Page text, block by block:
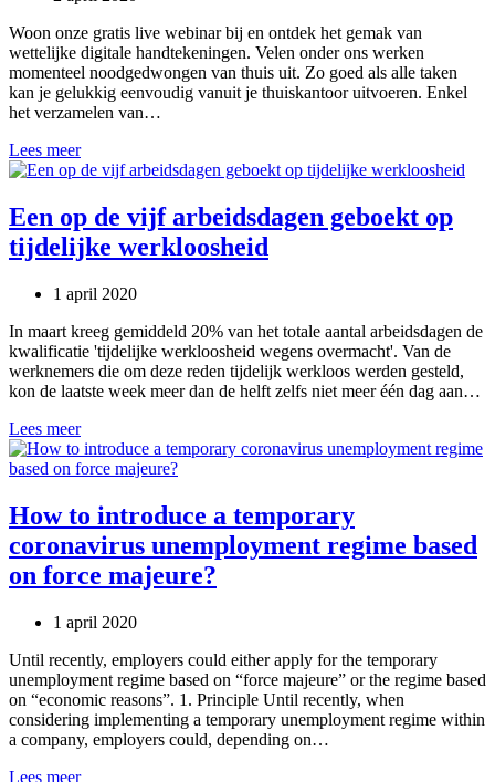
Woon onze gratis live webinar bij en ontdek het gemak van
wettelijke digitale handtekeningen. Velen onder ons werken
momenteel noodgedwongen van thuis uit. Zo goed als alle taken
kan je gelukkig eenvoudig vanuit je thuiskantoor uitvoeren. Enkel
het verzamelen van…
Lees meer[WEBINAR]
Ontdek
veilig
en
documenten
kan
laten
ondertekenen
Een op de vijf arbeidsdagen geboekt op
tijdelijke werkloosheid
1 april 2020
In maart kreeg gemiddeld 20% van het totale aantal arbeidsdagen de
kwalificatie 'tijdelijke werkloosheid wegens overmacht'. Van de
werknemers die om deze reden tijdelijk werkloos werden gesteld,
kon de laatste week meer dan de helft zelfs niet meer één dag aan…
Lees meerEen
op
de
arbeidsdagen
geboekt
op
werkloosheid
How to introduce a temporary
coronavirus unemployment regime based
on force majeure?
1 april 2020
Until recently, employers could either apply for the temporary
unemployment regime based on “force majeure” or the regime based
on “economic reasons”. 1. Principle Until recently, when
considering implementing a temporary unemployment regime within
a company, employers could, depending on…
Lees meerHow